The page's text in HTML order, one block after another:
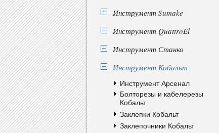
Инструмент Sumake
Инструмент QuattroEl
Инструмент Станко
Инструмент Кобальт
Инструмент Арсенал
Болторезы и кабелерезы
Кобальт
Заклепки Кобальт
Заклепочники Кобальт